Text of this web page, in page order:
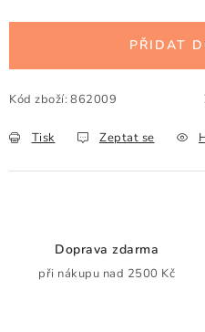
PŘIDAT
Kód zboží: 862009
Tisk Zeptat se
Doprava zdarma
při nákupu nad 2500 Kč